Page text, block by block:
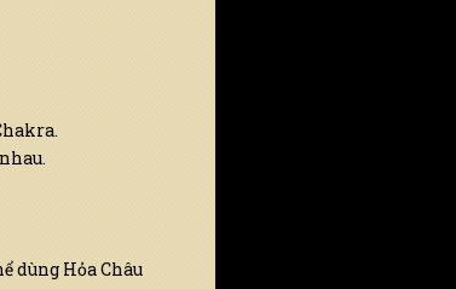
dùng Hỏa Châu